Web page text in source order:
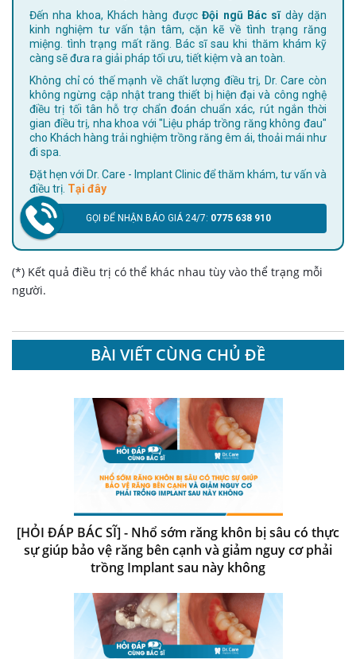
Đến nha khoa, Khách hàng đượcĐội ngũ Bác sĩdày dặn
kinh nghiệm tư vấn tận tâm, cặn kẽ về tình trạng răng
miệng. tình trạng mất răng. Bác sĩ sau khi thăm khám kỹ
càng sẽ đưa ra giải pháp tối ưu, tiết kiệm và an toàn.
Không chỉ có thế mạnh về chất lượng điều trị, Dr. Care còn
không ngừng cập nhật trang thiết bị hiện đại và công nghệ
điều trị tối tân hỗ trợ chẩn đoán chuẩn xác, rút ngắn thời
gian điều trị, nha khoa với "Liệu pháp trồng răng không đau"
cho Khách hàng trải nghiệm trồng răng êm ái, thoải mái như
đi spa.
Đặt hẹn với Dr. Care - Implant Clinic để thăm khám, tư vấn và
điều trị. Tại đây
GỌI ĐỂ NHẬN BÁO GIÁ 24/7: 0775 638 910
(*) Kết quả điều trị có thể khác nhau tùy vào thể trạng mỗi
người.
BÀI VIẾT CÙNG CHỦ ĐỀ
[HỎI ĐÁP BÁC SĨ] - Nhổ sớm răng khôn bị sâu có thực
sự giúp bảo vệ răng bên cạnh và giảm nguy cơ phải
trồng Implant sau này không